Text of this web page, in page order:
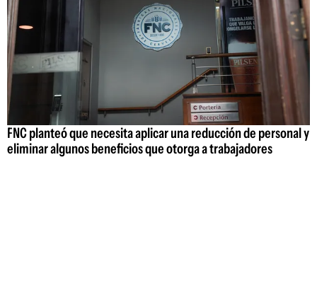
FNC planteó que necesita aplicar una reducción de personal y
eliminar algunos beneficios que otorga a trabajadores